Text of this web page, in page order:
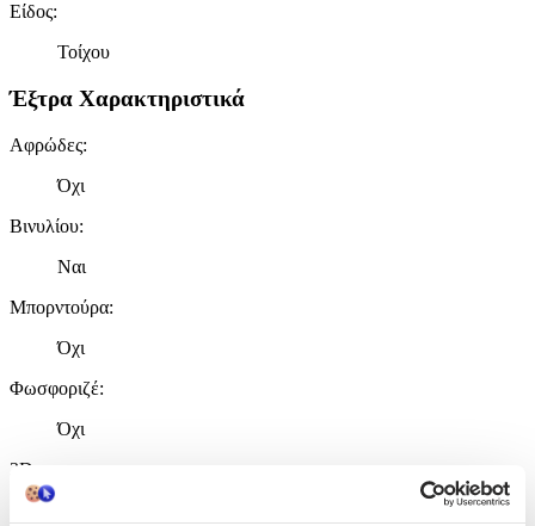
Είδος:
Τοίχου
Έξτρα Χαρακτηριστικά
Αφρώδες:
Όχι
Βινυλίου:
Ναι
Μπορντούρα:
Όχι
Φωσφοριζέ:
Όχι
3D